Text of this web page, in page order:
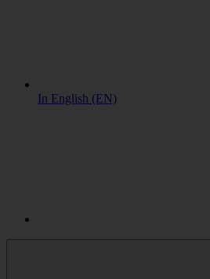
In English (EN)